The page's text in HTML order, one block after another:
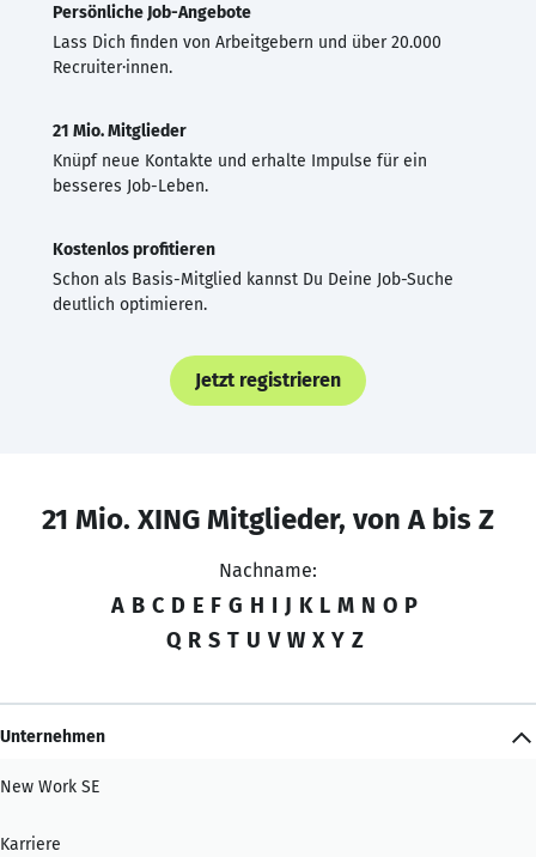
Persönliche Job-Angebote
Lass Dich finden von Arbeitgebern und über 20.000
Recruiter·innen.
21 Mio. Mitglieder
Knüpf neue Kontakte und erhalte Impulse für ein
besseres Job-Leben.
Kostenlos profitieren
Schon als Basis-Mitglied kannst Du Deine Job-Suche
deutlich optimieren.
Jetzt registrieren
21 Mio. XING Mitglieder, von A bis Z
Nachname:
A B C D E F G H I J K L M N O P
Q R S T U V W X Y Z
Unternehmen
New Work SE
Karriere